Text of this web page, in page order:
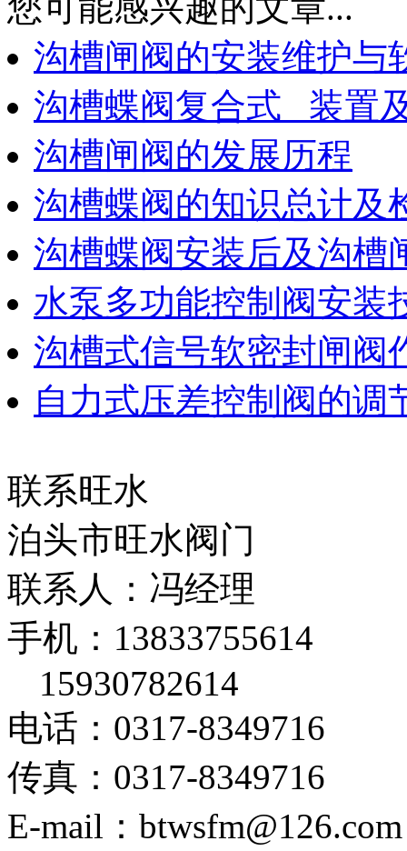
沟槽闸阀的安装维护与
沟槽蝶阀复合式 装置
沟槽闸阀的发展历程
沟槽蝶阀的知识总计及
沟槽蝶阀安装后及沟槽
水泵多功能控制阀安装
沟槽式信号软密封闸阀
自力式压差控制阀的调
联系旺水
泊头市旺水阀门
联系人：冯经理
手机：13833755614
15930782614
电话：0317-8349716
传真：0317-8349716
E-mail：btwsfm@126.com